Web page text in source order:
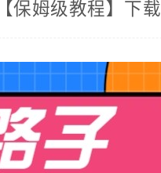
保姆级教程】下载